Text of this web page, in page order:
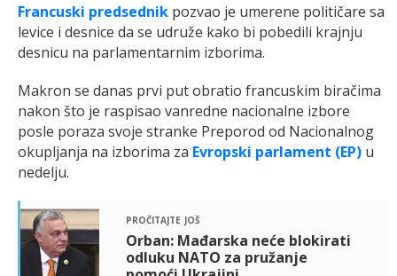
Francuski predsednik pozvao je umerene političare sa
levice i desnice da se udruže kako bi pobedili krajnju
desnicu na parlamentarnim izborima.
Makron se danas prvi put obratio francuskim biračima
nakon što je raspisao vanredne nacionalne izbore
posle poraza svoje stranke Preporod od Nacionalnog
okupljanja na izborima za Evropski parlament (EP) u
nedelju.
pročitajte još
Orban: Mađarska neće blokirati
odluku NATO za pružanje